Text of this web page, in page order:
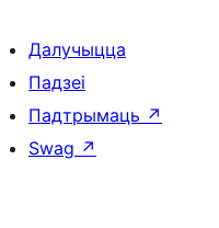
Далучыцца
Падзеі
Падтрымаць ↗
Swag ↗